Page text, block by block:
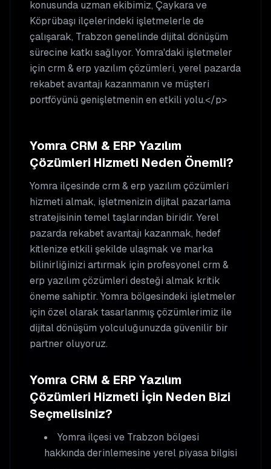
konusunda uzman ekibimiz, Çaykara ve
Köprübaşı ilçelerindeki işletmelerle de
çalışarak, Trabzon genelinde dijital dönüşüm
sürecine katkı sağlıyor. Yomra'daki işletmeler
için crm & erp yazılım çözümleri, yerel pazarda
rekabet avantajı kazanmanın ve müşteri
portföyünü genişletmenin en etkili yolu.</p>
Yomra CRM & ERP Yazılım
Çözümleri Hizmeti Neden Önemli?
Yomra ilçesindecrm & erp yazılım çözümleri
hizmeti almak, işletmenizin dijital pazarlama
stratejisinin temel taşlarından biridir. Yerel
pazarda rekabet avantajı kazanmak, hedef
kitlenize etkili şekilde ulaşmak ve marka
bilinirliğinizi artırmak için profesyonelcrm &
erp yazılım çözümleri desteği almak kritik
öneme sahiptir. Yomra bölgesindeki işletmeler
için özel olarak tasarlanmış çözümlerimiz ile
dijital dönüşüm yolculuğunuzda güvenilir bir
partner oluyoruz.
Yomra CRM & ERP Yazılım
Çözümleri Hizmeti İçin Neden Bizi
Seçmelisiniz?
Yomra ilçesi ve Trabzon bölgesi
hakkında derinlemesine yerel piyasa bilgisi